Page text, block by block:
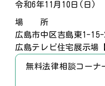
令和6年11月10日(日)
場 所
広島市中区吉島東1-15-
広島テレビ住宅展示場
無料法律相談コーナ